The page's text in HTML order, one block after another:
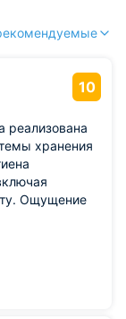
10
реализована
хранения
Ощущение
суток